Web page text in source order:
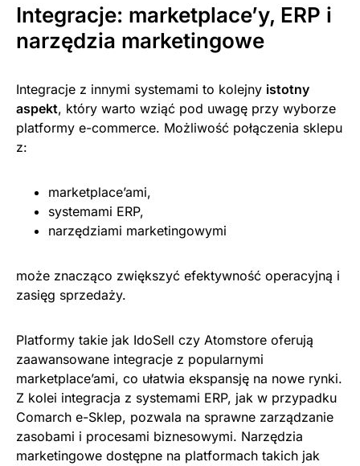
Integracje: marketplace’y, ERP i
narzędzia marketingowe
Integracje z innymi systemami to kolejny istotny
aspekt, który warto wziąć pod uwagę przy wyborze
platformy e-commerce. Możliwość połączenia sklepu
z:
marketplace’ami,
systemami ERP,
narzędziami marketingowymi
może znacząco zwiększyć efektywność operacyjną i
zasięg sprzedaży.
Platformy takie jak IdoSell czy Atomstore oferują
zaawansowane integracje z popularnymi
marketplace’ami, co ułatwia ekspansję na nowe rynki.
Z kolei integracja z systemami ERP, jak w przypadku
Comarch e-Sklep, pozwala na sprawne zarządzanie
zasobami i procesami biznesowymi. Narzędzia
marketingowe dostępne na platformach takich jak